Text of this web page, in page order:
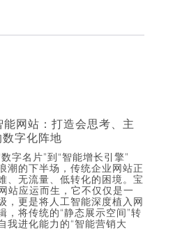
网站：打造会思考、主
字化阵地
字名片”到“智能增长引擎”
潮的下半场，传统企业网站正
、无流量、低转化的困境。宝
站应运而生，它不仅仅是一
，更是将人工智能深度植入网
，将传统的“静态展示空间”转
我进化能力的“智能营销大